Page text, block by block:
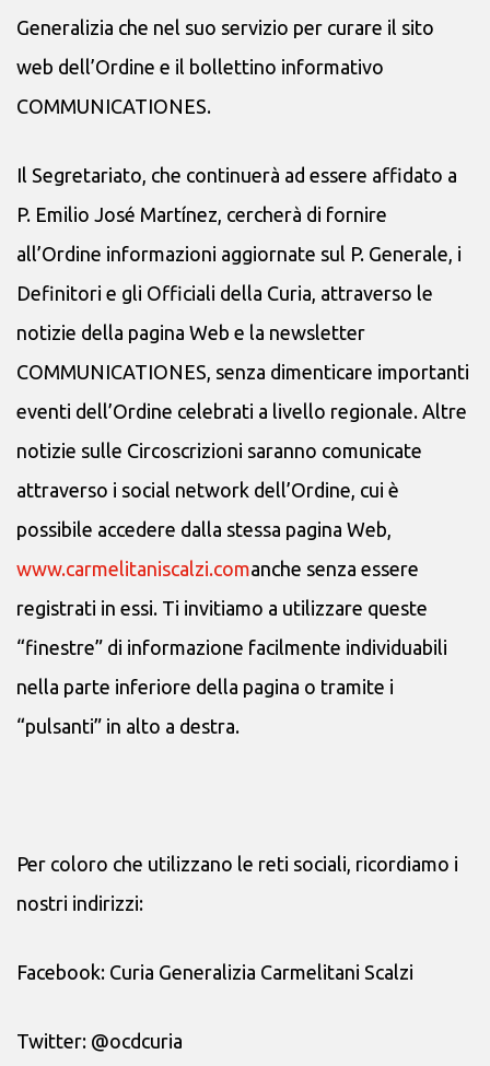
Generalizia che nel suo servizio per curare il sito
web dell’Ordine e il bollettino informativo
COMMUNICATIONES.
Il Segretariato, che continuerà ad essere affidato a
P. Emilio José Martínez, cercherà di fornire
all’Ordine informazioni aggiornate sul P. Generale, i
Definitori e gli Officiali della Curia, attraverso le
notizie della pagina Web e la newsletter
COMMUNICATIONES, senza dimenticare importanti
eventi dell’Ordine celebrati a livello regionale. Altre
notizie sulle Circoscrizioni saranno comunicate
attraverso i social network dell’Ordine, cui è
possibile accedere dalla stessa pagina Web,
www.carmelitaniscalzi.comanche senza essere
registrati in essi. Ti invitiamo a utilizzare queste
“finestre” di informazione facilmente individuabili
nella parte inferiore della pagina o tramite i
“pulsanti” in alto a destra.
Per coloro che utilizzano le reti sociali, ricordiamo i
nostri indirizzi:
Facebook: Curia Generalizia Carmelitani Scalzi
Twitter: @ocdcuria